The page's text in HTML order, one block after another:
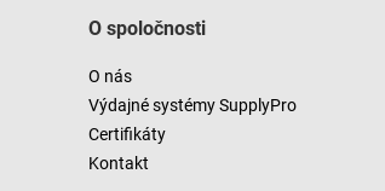
O spoločnosti
O nás
Výdajné systémy SupplyPro
Certifikáty
Kontakt